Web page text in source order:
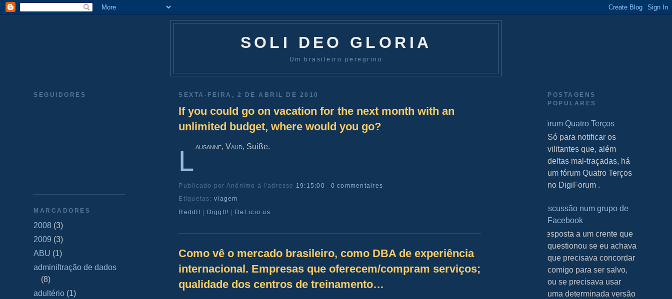
SOLI DEO GLORIA
Um brasileiro peregrino
SEGUIDORES
MARCADORES
2008 (3)
2009 (3)
ABU (1)
adminiſtração de dados
(8)
adultério (1)
SEXTA-FEIRA, 2 DE ABRIL DE 2010
If you could go on vacation for the next month with an
unlimited budget, where would you go?
L ausanne, Vaud, Suiße.
Publicado por Anônimo à l'adresse 19:15:00
0 commentaires
Etiquetas:viagem
ReddIt | DiggIt! | Del.icio.us
Como vê o mercado brasileiro, como DBA de experiência
internacional. Empresas que oferecem/compram serviços;
qualidade dos centros de treinamento…
POSTAGENS
POPULARES
Fórum Quatro Terços
S Só para notificar os
viſitantes que, além
deſtas mal-traçadas, há
um fórum Quatro Terços
no DigiForum .
Discussão num grupo de
Facebook
Resposta a um crente que
questionou se eu achava
que precisava concordar
comigo para ser salvo,
ou se precisava usar
uma determinada versão